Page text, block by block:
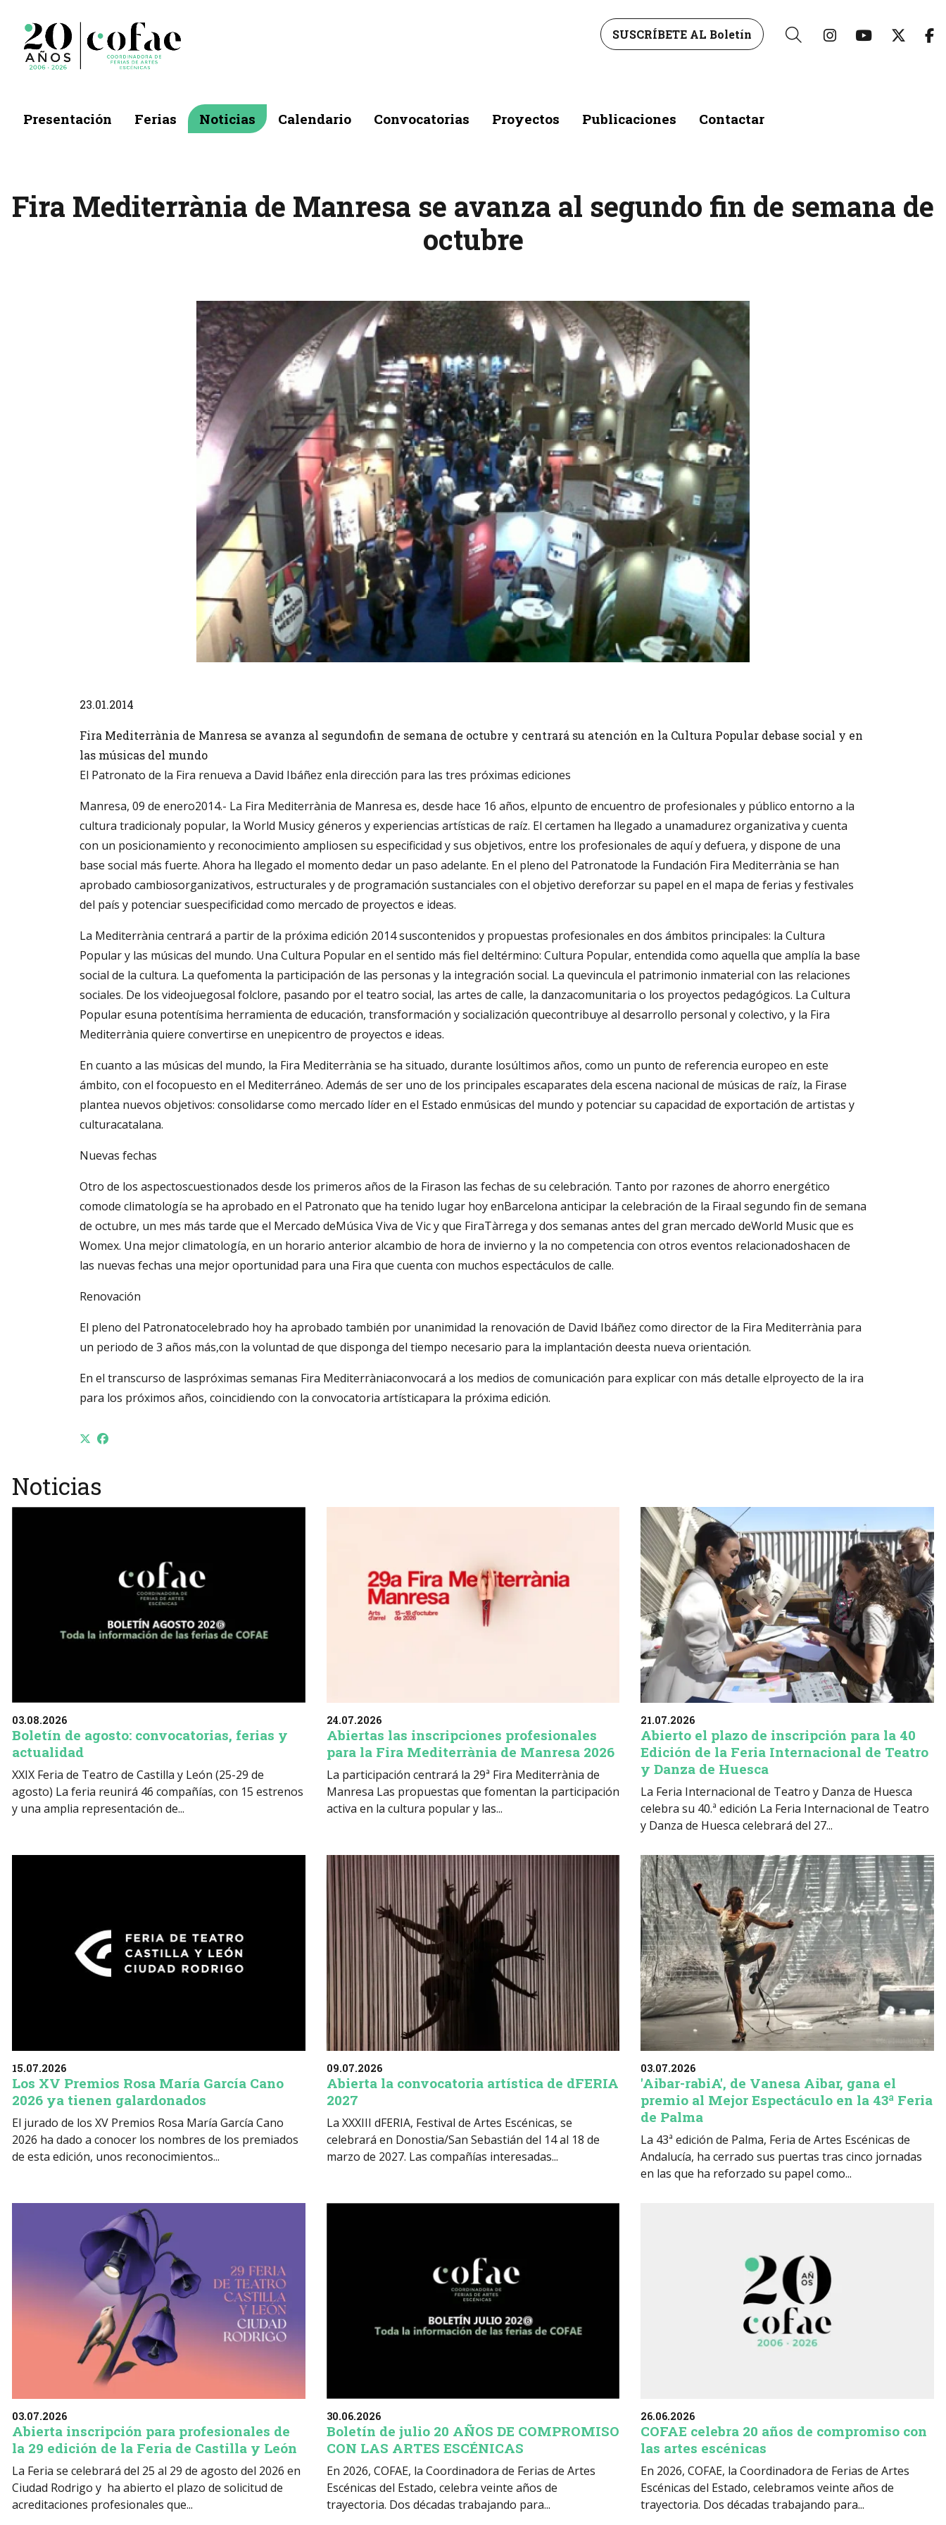
Link aLink a
SUSCRÍBETE AL Boletín
Presentación Ferias Noticias Calendario Convocatorias Proyectos Publicaciones Contactar
Fira Mediterrània de Manresa se avanza al segundo fin de semana de
octubre
23.01.2014
Fira Mediterrània de Manresa se avanza al segundofin de semana de octubre y centrará su atención en la Cultura Popular debase social y en
las músicas del mundo
El Patronato de la Fira renueva a David Ibáñez enla dirección para las tres próximas ediciones
Manresa, 09 de enero2014.- La Fira Mediterrània de Manresa es, desde hace 16 años, elpunto de encuentro de profesionales y público entorno a la
cultura tradicionaly popular, la World Musicy géneros y experiencias artísticas de raíz. El certamen ha llegado a unamadurez organizativa y cuenta
con un posicionamiento y reconocimiento ampliosen su especificidad y sus objetivos, entre los profesionales de aquí y defuera, y dispone de una
base social más fuerte. Ahora ha llegado el momento dedar un paso adelante. En el pleno del Patronatode la Fundación Fira Mediterrània se han
aprobado cambiosorganizativos, estructurales y de programación sustanciales con el objetivo dereforzar su papel en el mapa de ferias y festivales
del país y potenciar suespecificidad como mercado de proyectos e ideas.
La Mediterrània centrará a partir de la próxima edición 2014 suscontenidos y propuestas profesionales en dos ámbitos principales: la Cultura
Popular y las músicas del mundo. Una Cultura Popular en el sentido más fiel deltérmino: Cultura Popular, entendida como aquella que amplía la base
social de la cultura. La quefomenta la participación de las personas y la integración social. La quevincula el patrimonio inmaterial con las relaciones
sociales. De los videojuegosal folclore, pasando por el teatro social, las artes de calle, la danzacomunitaria o los proyectos pedagógicos. La Cultura
Popular esuna potentísima herramienta de educación, transformación y socialización quecontribuye al desarrollo personal y colectivo, y la Fira
Mediterrània quiere convertirse en unepicentro de proyectos e ideas.
En cuanto a las músicas del mundo, la Fira Mediterrània se ha situado, durante losúltimos años, como un punto de referencia europeo en este
ámbito, con el focopuesto en el Mediterráneo. Además de ser uno de los principales escaparates dela escena nacional de músicas de raíz, la Firase
plantea nuevos objetivos: consolidarse como mercado líder en el Estado enmúsicas del mundo y potenciar su capacidad de exportación de artistas y
culturacatalana.
Nuevas fechas
Otro de los aspectoscuestionados desde los primeros años de la Firason las fechas de su celebración. Tanto por razones de ahorro energético
comode climatología se ha aprobado en el Patronato que ha tenido lugar hoy enBarcelona anticipar la celebración de la Firaal segundo fin de semana
de octubre, un mes más tarde que el Mercado deMúsica Viva de Vic y que FiraTàrrega y dos semanas antes del gran mercado deWorld Music que es
Womex. Una mejor climatología, en un horario anterior alcambio de hora de invierno y la no competencia con otros eventos relacionadoshacen de
las nuevas fechas una mejor oportunidad para una Fira que cuenta con muchos espectáculos de calle.
Renovación
El pleno del Patronatocelebrado hoy ha aprobado también por unanimidad la renovación de David Ibáñez como director de la Fira Mediterrània para
un periodo de 3 años más,con la voluntad de que disponga del tiempo necesario para la implantación deesta nueva orientación.
En el transcurso de laspróximas semanas Fira Mediterràniaconvocará a los medios de comunicación para explicar con más detalle elproyecto de la ira
para los próximos años, coincidiendo con la convocatoria artísticapara la próxima edición.
Noticias
03.08.2026
Boletín de agosto: convocatorias, ferias y
actualidad
XXIX Feria de Teatro de Castilla y León (25-29 de
agosto) La feria reunirá 46 compañías, con 15 estrenos
y una amplia representación de...
24.07.2026
Abiertas las inscripciones profesionales
para la Fira Mediterrània de Manresa 2026
La participación centrará la 29ª Fira Mediterrània de
Manresa Las propuestas que fomentan la participación
activa en la cultura popular y las...
21.07.2026
Abierto el plazo de inscripción para la 40
Edición de la Feria Internacional de Teatro
y Danza de Huesca
La Feria Internacional de Teatro y Danza de Huesca
celebra su 40.ª edición La Feria Internacional de Teatro
y Danza de Huesca celebrará del 27...
15.07.2026
Los XV Premios Rosa María García Cano
2026 ya tienen galardonados
El jurado de los XV Premios Rosa María García Cano
2026 ha dado a conocer los nombres de los premiados
de esta edición, unos reconocimientos...
09.07.2026
Abierta la convocatoria artística de dFERIA
2027
La XXXIII dFERIA, Festival de Artes Escénicas, se
celebrará en Donostia/San Sebastián del 14 al 18 de
marzo de 2027. Las compañías interesadas...
03.07.2026
'Aibar-rabiA', de Vanesa Aibar, gana el
premio al Mejor Espectáculo en la 43ª Feria
de Palma
La 43ª edición de Palma, Feria de Artes Escénicas de
Andalucía, ha cerrado sus puertas tras cinco jornadas
en las que ha reforzado su papel como...
03.07.2026
Abierta inscripción para profesionales de
la 29 edición de la Feria de Castilla y León
La Feria se celebrará del 25 al 29 de agosto del 2026 en
Ciudad Rodrigo y ha abierto el plazo de solicitud de
acreditaciones profesionales que...
30.06.2026
Boletín de julio 20 AÑOS DE COMPROMISO
CON LAS ARTES ESCÉNICAS
En 2026, COFAE, la Coordinadora de Ferias de Artes
Escénicas del Estado, celebra veinte años de
trayectoria. Dos décadas trabajando para...
26.06.2026
COFAE celebra 20 años de compromiso con
las artes escénicas
En 2026, COFAE, la Coordinadora de Ferias de Artes
Escénicas del Estado, celebramos veinte años de
trayectoria. Dos décadas trabajando para...